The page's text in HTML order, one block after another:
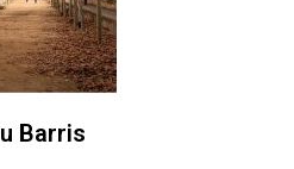
Barris